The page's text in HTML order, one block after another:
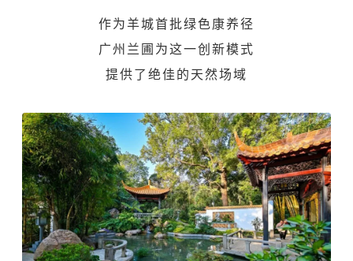
作为羊城首批绿色康养径
广州兰圃 为这一创新模式
提供了绝佳的天然场域